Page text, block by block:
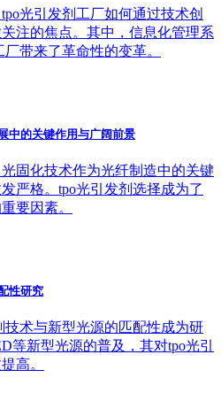
光引发剂工厂如何通过技术创
注的焦点。其中，信息化管理系
带来了革命性的变革。
中的关键作用与广阔前景
固化技术作为光纤制造中的关键
严格。tpo光引发剂选择成为了
要因素。
性研究
术与新型光源的匹配性成为研
等新型光源的普及，其对tpo光引
高。